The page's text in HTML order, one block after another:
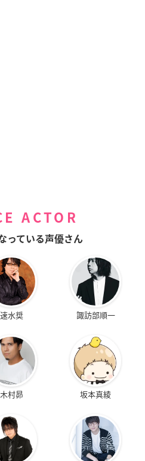
ACTOR
っている声優さん
速水奨 諏訪部順一
木村昴 坂本真綾